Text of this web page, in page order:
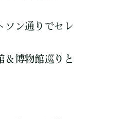
ソン通りでセレ
博物館巡りと